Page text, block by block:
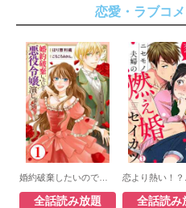
恋愛・ラブコメ
全話読み放題 全話読み